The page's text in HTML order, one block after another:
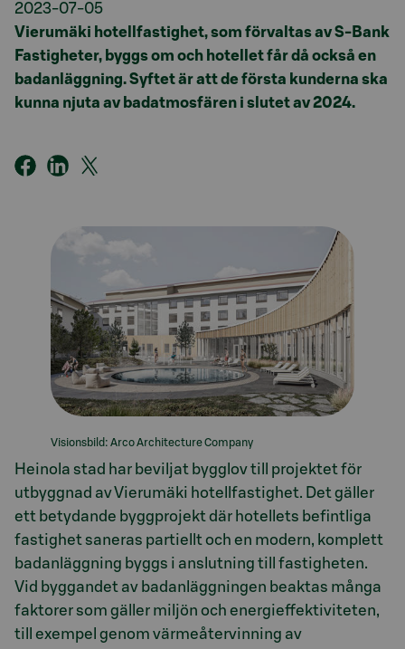
2023-07-05
Vierumäki hotellfastighet, som förvaltas av S-Bank
Fastigheter, byggs om och hotellet får då också en
badanläggning. Syftet är att de första kunderna ska
kunna njuta av badatmosfären i slutet av 2024.
Visionsbild: Arco Architecture Company
Heinola stad har beviljat bygglov till projektet för
utbyggnad av Vierumäki hotellfastighet. Det gäller
ett betydande byggprojekt där hotellets befintliga
fastighet saneras partiellt och en modern, komplett
badanläggning byggs i anslutning till fastigheten.
Vid byggandet av badanläggningen beaktas många
faktorer som gäller miljön och energieffektiviteten,
till exempel genom värmeåtervinning av